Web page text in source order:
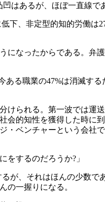
はあるが、ほぼ一直線で
下、非定型的知的労働は
になったからである。弁
ある職業の47%は消滅する
けられる。第一波では運
会的知性を獲得した時に
・ベンチャーという会社
をするのだろうか?」
が、それはほんの少数で
の一握りになる。